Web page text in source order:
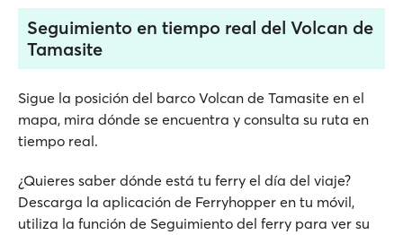
Seguimiento en tiempo real del Volcan de
Tamasite
Sigue la posición del barco Volcan de Tamasite en el
mapa, mira dónde se encuentra y consulta su ruta en
tiempo real.
¿Quieres saber dónde está tu ferry el día del viaje?
Descarga la aplicación de Ferryhopper en tu móvil,
utiliza la función de Seguimiento del ferry para ver su